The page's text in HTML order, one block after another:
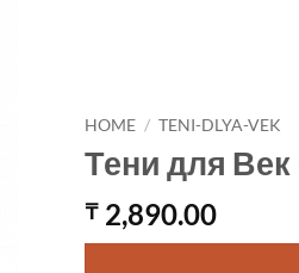
HOME / TENI-DLYA-VEK
Тени для
₸2,890.00